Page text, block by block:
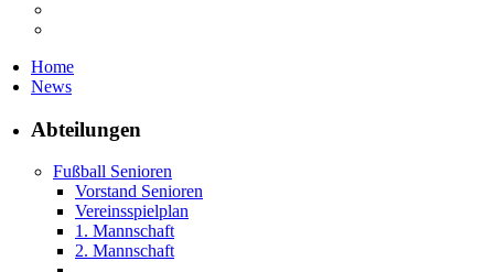
Home
News
Abteilungen
Fußball Senioren
Vorstand Senioren
Vereinsspielplan
1. Mannschaft
2. Mannschaft